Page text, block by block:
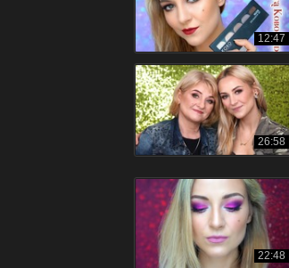
12:47
26:58
22:48